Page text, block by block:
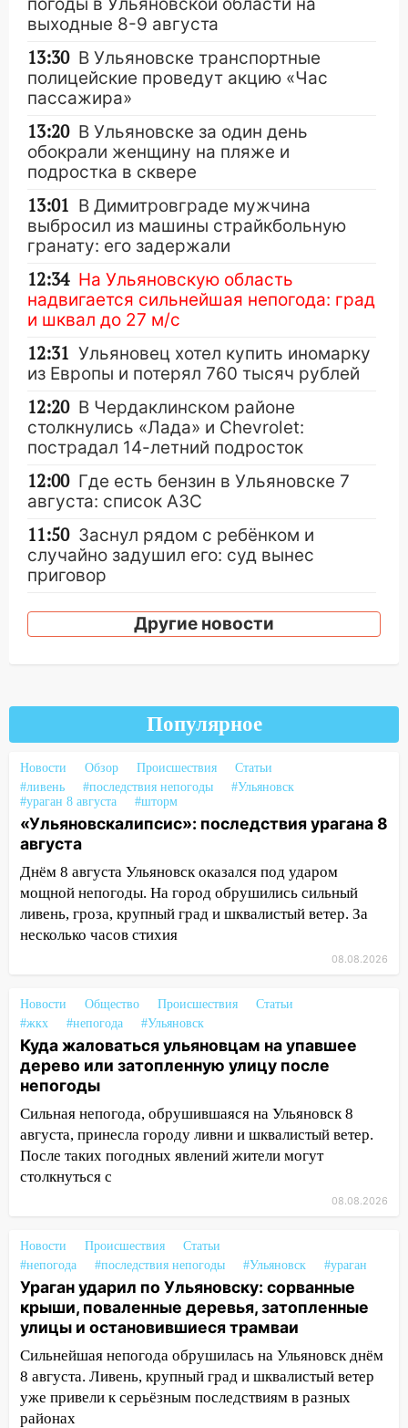
выходные 8-9 августа
13:30 В Ульяновске транспортные
полицейские проведут акцию «Час
пассажира»
13:20 В Ульяновске за один день
обокрали женщину на пляже и
подростка в сквере
13:01 В Димитровграде мужчина
выбросил из машины страйкбольную
гранату: его задержали
12:34 На Ульяновскую область
надвигается сильнейшая непогода: град
и шквал до 27 м/с
12:31 Ульяновец хотел купить иномарку
из Европы и потерял 760 тысяч рублей
12:20 В Чердаклинском районе
столкнулись «Лада» и Chevrolet:
пострадал 14-летний подросток
12:00 Где есть бензин в Ульяновске 7
августа: список АЗС
11:50 Заснул рядом с ребёнком и
случайно задушил его: суд вынес
приговор
11:38 В Ленинском районе пожар
полностью уничтожил дачный дом и
ЕГЭ с 2027 года
11:25
В Ульяновске ИИ будет выявлять
площадках
11:20 Ульяновская шахматистка
Валерия Клейменова выиграла два
золота в составе сборной мира
11:16
В Ульяновске открыли памятную
доску декабристу Кондратию Рылееву
10:40 В Ульяновске спасатели ночью
нашли потерявшегося в заброшенных
10:26
На нескольких улицах Ульяновска
временно отключили холодную воду
10:14 В Ульяновске двоих участников
коррупционной схемы при ЦГКБ
отправили в колонию на 7 и 8 лет
09:52 Ночью беспилотники сбили над
соседними Татарстаном и Саратовской
областью
09:35
В Ульяновске директора фирмы
будут судить за неуплату налогов на 48
млн рублей
08:22
Подросток на питбайке сбил
велосипедистку: пострадали двое
07:20 Жара возвращается: ожидается
знойный и сухой четверг
Другие новости
Популярное
Новости Обзор Происшествия
Статьи
#ливень
#последствия непогоды
#Ульяновск
#ураган 8 августа
#шторм
«Ульяновскалипсис»: последствия урагана 8
августа
Днём 8 августа Ульяновск оказался под ударом
мощной непогоды. На город обрушились сильный
ливень, гроза, крупный град и шквалистый ветер. За
несколько часов стихия
08.08.2026
Новости Общество Происшествия
Статьи
#жкх
#непогода #Ульяновск
Куда жаловаться ульяновцам на упавшее
дерево или затопленную улицу после
непогоды
Сильная непогода, обрушившаяся на Ульяновск 8
августа, принесла городу ливни и шквалистый ветер.
После таких погодных явлений жители могут
столкнуться с
08.08.2026
Новости Происшествия
Статьи
#непогода
#последствия непогоды #Ульяновск #ураган
Ураган ударил по Ульяновску: сорванные
крыши, поваленные деревья, затопленные
улицы и остановившиеся трамваи
Сильнейшая непогода обрушилась на Ульяновск днём
8 августа. Ливень, крупный град и шквалистый ветер
уже привели к серьёзным последствиям в разных
районах